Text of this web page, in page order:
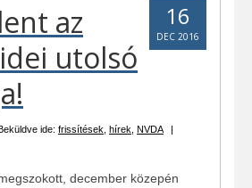
16
DEC 2016
az
utolsó
Beküldve ide: frissítések, hírek, NVDA
december közepén